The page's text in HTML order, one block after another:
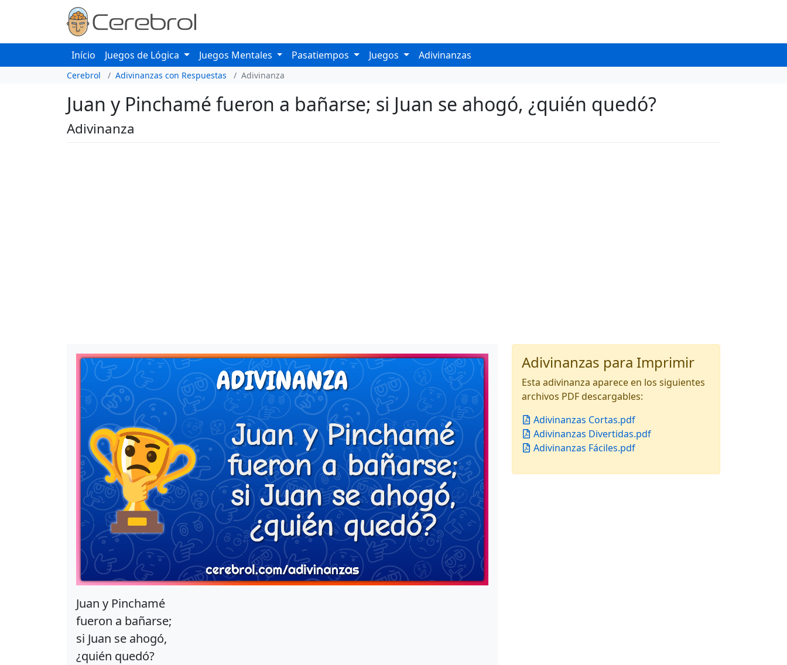
Início Juegos de Lógica Juegos Mentales Pasatiempos Juegos Adivinanzas
Cerebrol Adivinanzas con Respuestas Adivinanza
Juan y Pinchamé fueron a bañarse; si Juan se ahogó, ¿quién quedó?
Adivinanza
Juan y Pinchamé
fueron a bañarse;
si Juan se ahogó,
¿quién quedó?
Adivinanzas para Imprimir
Esta adivinanza aparece en los siguientes
archivos PDF descargables:
Adivinanzas Cortas.pdf
Adivinanzas Divertidas.pdf
Adivinanzas Fáciles.pdf